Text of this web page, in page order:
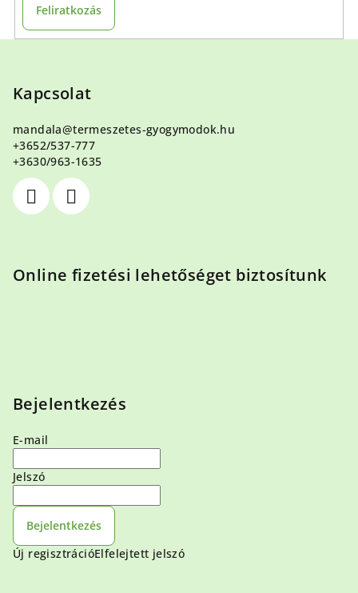
Feliratkozás
Kapcsolat
mandala@termeszetes-gyogymodok.hu
+3652/537-777
+3630/963-1635
Online fizetési lehetőséget biztosítunk
Bejelentkezés
E-mail
Jelszó
Bejelentkezés
Új regisztrációElfelejtett jelszó